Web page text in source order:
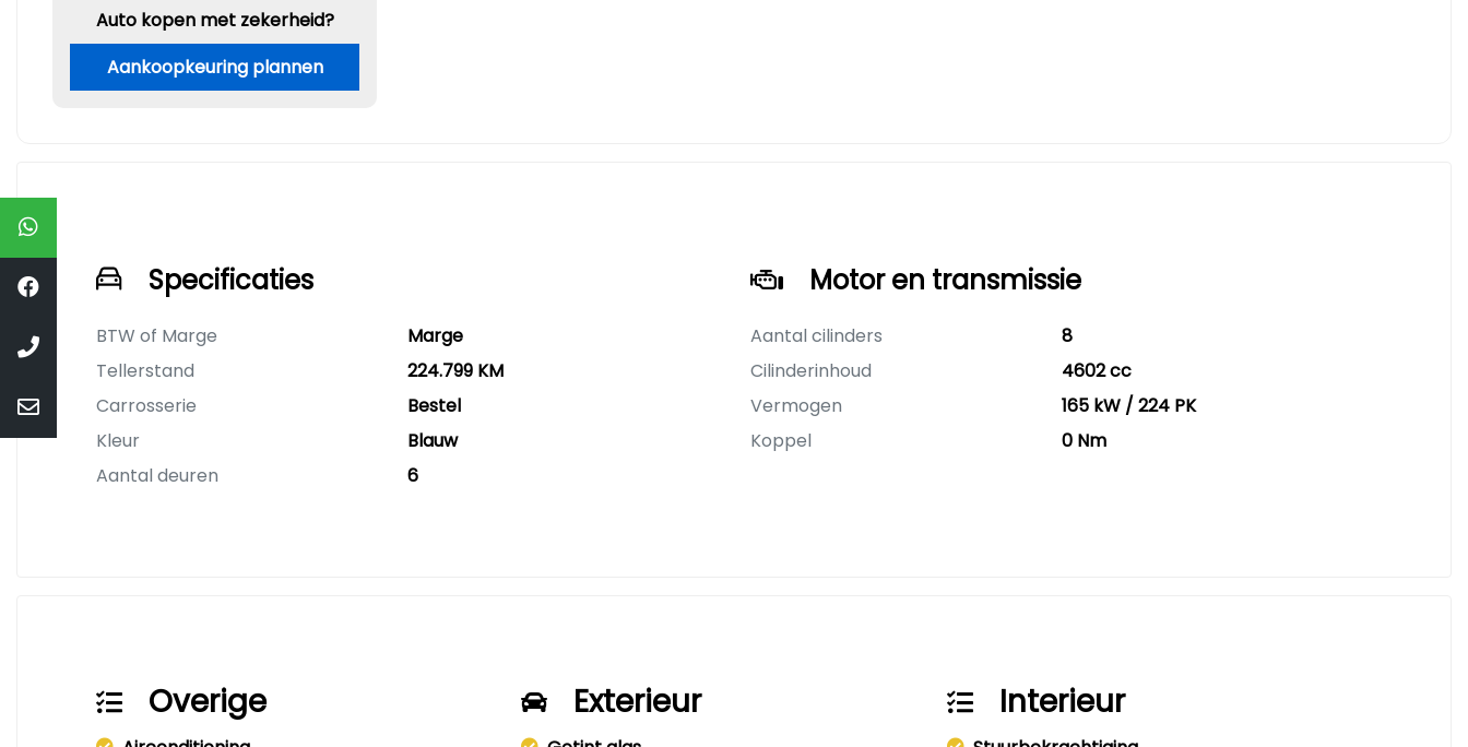
Auto kopen met zekerheid?
Aankoopkeuring plannen
Specificaties
BTW of Marge
Marge
Tellerstand
224.799 KM
Carrosserie
Bestel
Kleur
Blauw
Aantal deuren
6
Motor en transmissie
Aantal cilinders
8
Cilinderinhoud
4602 cc
Vermogen
165 kW / 224 PK
Koppel
0 Nm
Overige Exterieur Interieur